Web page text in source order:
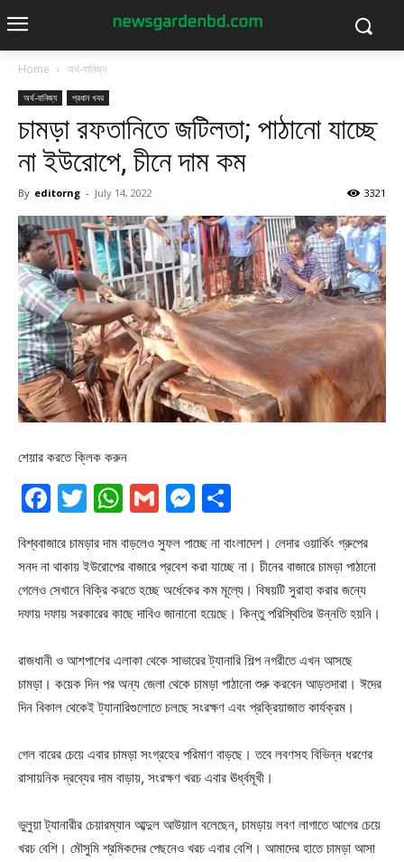
Home অর্থ-বানিজ্য
অর্থ-বানিজ্য প্রধান খবর
চামড়া রফতানিতে জটিলতা; পাঠানো যাচ্ছে
না ইউরোপে, চীনে দাম কম
By editorng - July 14, 2022 3321
শেয়ার করতে ক্লিক করুন
Facebook
Twitter
WhatsApp
GmailMessenger
বিশ্ববাজারে চামড়ার দাম বাড়লেও সুফল পাচ্ছে না বাংলাদেশ। লেদার ওয়ার্কিং গ্রুপের
সনদ না থাকায় ইউরোপের বাজারে প্রবেশ করা যাচ্ছে না। চীনের বাজারে চামড়া পাঠানো
গেলেও সেখানে বিক্রি করতে হচ্ছে অর্ধেকের কম মূল্যে। বিষয়টি সুরাহা করার জন্যে
দফায় দফায় সরকারের কাছে দাবিও জানানো হয়েছে। কিন্তু পরিস্থিতির উন্নতি হয়নি।
রাজধানী ও আশপাশের এলাকা থেকে সাভারের ট্যানারি শিল্প নগরীতে এখন আসছে
চামড়া। কয়েক দিন পর অন্য জেলা থেকে চামড়া পাঠানো শুরু করবেন আড়তদারা। ঈদের
দিন বিকাল থেকেই ট্যানারিগুলোতে চলছে সংরক্ষণ এবং প্রক্রিয়াজাত কার্যক্রম।
গেল বারের চেয়ে এবার চামড়া সংগ্রহের পরিমাণ বাড়ছে। তবে লবণসহ বিভিন্ন ধরণের
রাসায়নিক দ্রব্যের দাম বাড়ায়, সংরক্ষণ খরচ এবার ঊর্ধ্বমূখী।
ভুলুয়া ট্যানারীর চেয়ারম্যান আব্দুল আউয়াল বলেছেন, চামড়ায় লবণ লাগাতে আগের চেয়ে
খরচ বেশি। মৌসুমি শ্রমিকদের পেছনেও খরচ এবার বেশি। আমাদের হাতে চামড়া আসা